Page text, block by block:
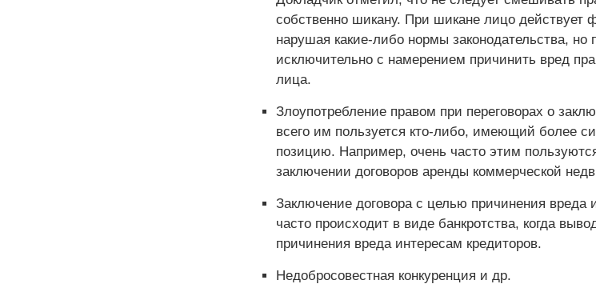
собственно шикану. При шикане лицо действует
нарушая какие-либо нормы законодательства, но
исключительно с намерением причинить вред
лица.
Злоупотребление правом при переговорах о
всего им пользуется кто-либо, имеющий более
позицию. Например, очень часто этим
заключении договоров аренды коммерческой
Заключение договора с целью причинения
часто происходит в виде банкротства, когда
причинения вреда интересам кредиторов.
Недобросовестная конкуренция и др.